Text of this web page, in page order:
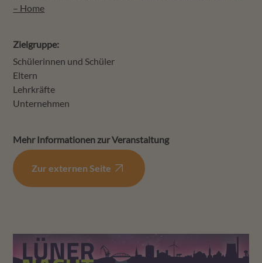
– Home
Zielgruppe:
Schülerinnen und Schüler
Eltern
Lehrkräfte
Unternehmen
Mehr Informationen zur Veranstaltung
Zur externen Seite